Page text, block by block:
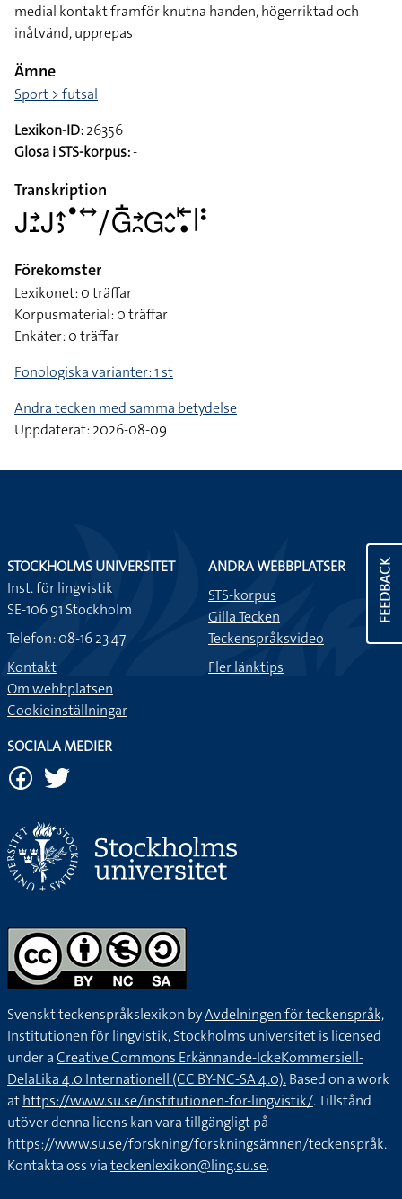
medial kontakt framför knutna handen, högerriktad och
inåtvänd, upprepas
Ämne
Sport > futsal
Lexikon-ID:26356
Glosa i STS-korpus:-
Transkription
􌤢􌥔􌤸􌤢􌤴􌤶􌤟􌥤􌥠􌤦􌥛􌥔􌥘􌤦􌤵􌤷􌥩􌥡􌥼􌥻
Förekomster
Lexikonet: 0 träffar
Korpusmaterial: 0 träffar
Enkäter: 0 träffar
Fonologiska varianter: 1 st
Andra tecken med samma betydelse
Uppdaterat: 2026-08-09
FEEDBACK
STOCKHOLMS UNIVERSITET
Inst. för lingvistik
SE-106 91 Stockholm
Telefon: 08-16 23 47
Kontakt
Om webbplatsen
Cookieinställningar
ANDRA WEBBPLATSER
STS-korpus
Gilla Tecken
Teckenspråksvideo
Fler länktips
SOCIALA MEDIER
Svenskt teckenspråkslexikon byAvdelningen för teckenspråk,
Institutionen för lingvistik, Stockholms universitetis licensed
under aCreative Commons Erkännande-IckeKommersiell-
DelaLika 4.0 Internationell (CC BY-NC-SA 4.0).Based on a work
athttps://www.su.se/institutionen-for-lingvistik/. Tillstånd
utöver denna licens kan vara tillgängligt på
https://www.su.se/forskning/forskningsämnen/teckenspråk.
Kontakta oss viateckenlexikon@ling.su.se.